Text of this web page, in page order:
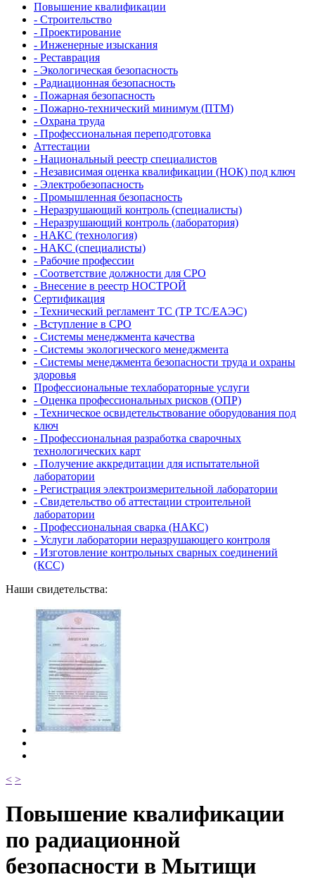
Повышение квалификации
- Строительство
- Проектирование
- Инженерные изыскания
- Реставрация
- Экологическая безопасность
- Радиационная безопасность
- Пожарная безопасность
- Пожарно-технический минимум (ПТМ)
- Охрана труда
- Профессиональная переподготовка
Аттестации
- Национальный реестр специалистов
- Независимая оценка квалификации (НОК) под ключ
- Электробезопасность
- Промышленная безопасность
- Неразрушающий контроль (специалисты)
- Неразрушающий контроль (лаборатория)
- НАКС (технология)
- НАКС (специалисты)
- Рабочие профессии
- Соответствие должности для СРО
- Внесение в реестр НОСТРОЙ
Сертификация
- Технический регламент ТС (ТР ТС/ЕАЭС)
- Вступление в СРО
- Системы менеджмента качества
- Системы экологического менеджмента
- Системы менеджмента безопасности труда и охраны
здоровья
Профессиональные техлабораторные услуги
- Оценка профессиональных рисков (ОПР)
- Техническое освидетельствование оборудования под
ключ
- Профессиональная разработка сварочных
технологических карт
- Получение аккредитации для испытательной
лаборатории
- Регистрация электроизмерительной лаборатории
- Свидетельство об аттестации строительной
лаборатории
- Профессиональная сварка (НАКС)
- Услуги лаборатории неразрушающего контроля
- Изготовление контрольных сварных соединений
(КСС)
Наши свидетельства:
< >
Повышение квалификации
по радиационной
безопасности в Мытищи